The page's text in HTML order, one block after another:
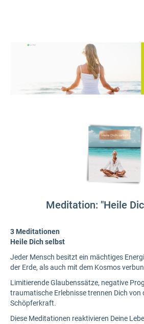
Meditation: "Heile
3 Meditationen
Heile Dich selbst
Jeder Mensch besitzt ein mächtiges
der Erde, als auch mit dem Kosmos
Limitierende Glaubenssätze, negative
traumatische Erlebnisse trennen Dich von
Schöpferkraft.
Diese Meditationen reaktivieren Deine